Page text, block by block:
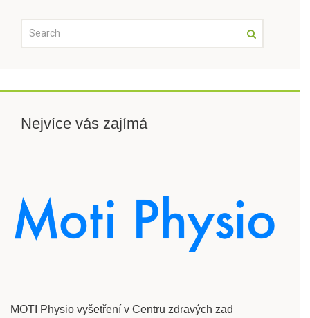
Nejvíce vás zajímá
MOTI Physio vyšetření v Centru zdravých zad